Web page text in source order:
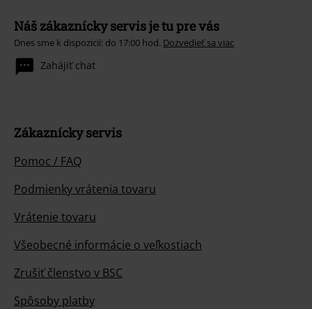
Náš zákaznícky servis je tu pre vás
Dnes sme k dispozicii: do 17:00 hod. Dozvedieť sa viac
Zahájiť chat
Zákaznícky servis
Pomoc / FAQ
Podmienky vrátenia tovaru
Vrátenie tovaru
Všeobecné informácie o veľkostiach
Zrušiť členstvo v BSC
Spôsoby platby